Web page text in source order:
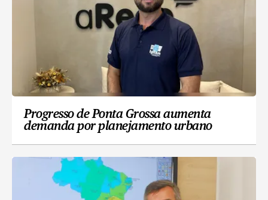
Progresso de Ponta Grossa aumenta
demanda por planejamento urbano